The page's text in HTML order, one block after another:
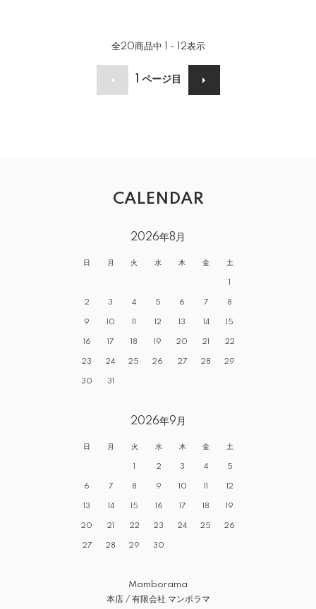
全20商品中 1 - 12表示
ページ目
CALENDAR
2026年8月
日 月 火 水 木 金 土
1
2 3 4 5 6 7 8
9 10 11 12 13 14 15
16 17 18 19 20 21 22
23 24 25 26 27 28 29
30 31
2026年9月
日 月 火 水 木 金 土
1 2 3 4 5
6 7 8 9 10 11 12
13 14 15 16 17 18 19
20 21 22 23 24 25 26
27 28 29 30
Mamborama
本店 / 有限会社 マンボラマ